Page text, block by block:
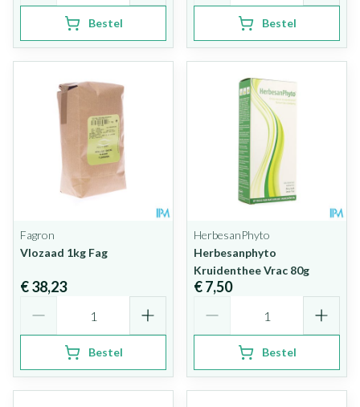
Bestel Bestel
Fagron
Vlozaad 1kg Fag
€ 38,23
Bestel
HerbesanPhyto
Herbesanphyto
Kruidenthee Vrac 80g
€ 7,50
Bestel